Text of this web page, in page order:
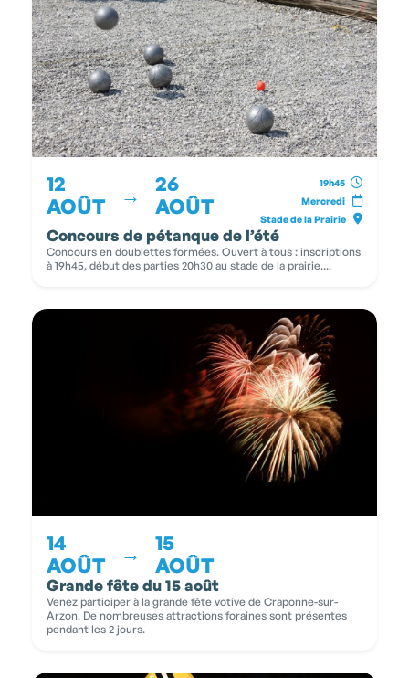
12
AOÛT
→
26
AOÛT
19h45
Mercredi
Stade de la Prairie
Concours de pétanque de l’été
Concours en doublettes formées. Ouvert à tous : inscriptions
à 19h45, début des parties 20h30 au stade de la prairie....
14
AOÛT
→
15
AOÛT
Grande fête du 15 août
Venez participer à la grande fête votive de Craponne-sur-
Arzon. De nombreuses attractions foraines sont présentes
pendant les 2 jours.